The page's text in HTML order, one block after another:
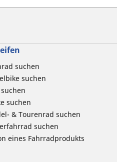
suchen
suchen
suchen
& Tourenrad suchen
suchen
eines Fahrradprodukts